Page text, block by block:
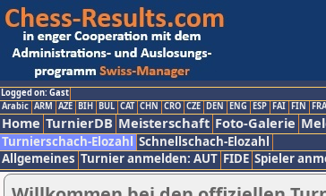
Logged on: Gast
Arabic ARM AZE BIH BUL CAT CHN CRO CZE DEN ENG ESP FAI FIN FRA
Home TurnierDB Meisterschaft Foto-Galerie
Turnierschach-Elozahl Schnellschach-Elozahl
Allgemeines Turnier anmelden: AUT FIDE Spieler